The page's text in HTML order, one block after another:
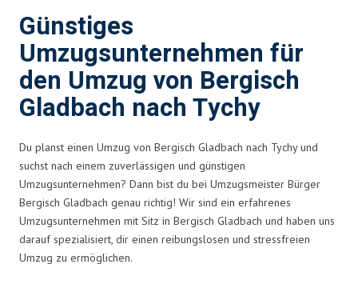
Günstiges
Umzugsunternehmen für
den Umzug von Bergisch
Gladbach nach Tychy
Du planst einen Umzug von Bergisch Gladbach nach Tychy und
suchst nach einem zuverlässigen und günstigen
Umzugsunternehmen? Dann bist du bei Umzugsmeister Bürger
Bergisch Gladbach genau richtig! Wir sind ein erfahrenes
Umzugsunternehmen mit Sitz in Bergisch Gladbach und haben uns
darauf spezialisiert, dir einen reibungslosen und stressfreien
Umzug zu ermöglichen.